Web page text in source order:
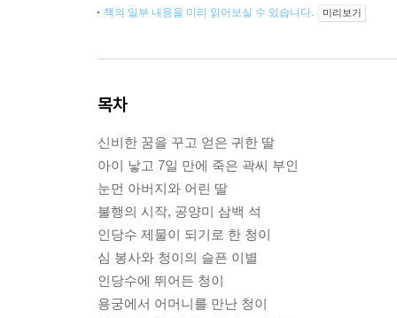
책의 일부 내용을 미리 읽어보실 수 있습니다. 미리보기
목차
신비한 꿈을 꾸고 얻은 귀한 딸
아이 낳고 7일 만에 죽은 곽씨 부인
눈먼 아버지와 어린 딸
불행의 시작, 공양미 삼백 석
인당수 제물이 되기로 한 청이
심 봉사와 청이의 슬픈 이별
인당수에 뛰어든 청이
용궁에서 어머니를 만난 청이